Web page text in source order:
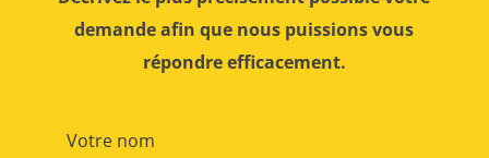
demande afin que nous puissions vous
répondre efficacement.